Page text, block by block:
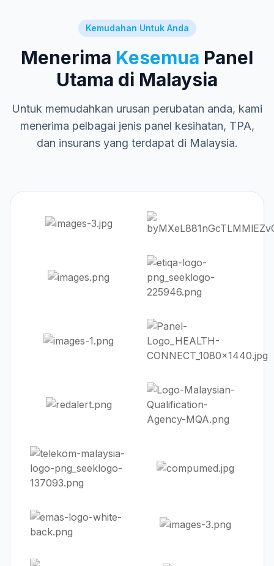
Kemudahan Untuk Anda
Menerima Kesemua Panel
Utama di Malaysia
Untuk memudahkan urusan perubatan anda, kami
menerima pelbagai jenis panel kesihatan, TPA,
dan insurans yang terdapat di Malaysia.